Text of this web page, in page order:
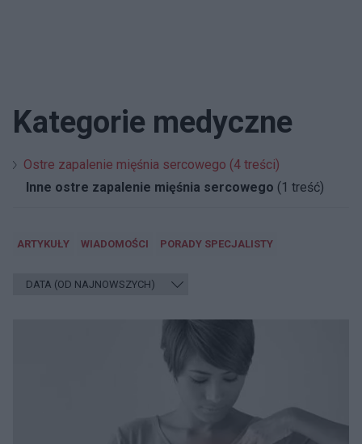
Kategorie medyczne
Ostre zapalenie mięśnia sercowego (4 treści)
Inne ostre zapalenie mięśnia sercowego (1 treść)
ARTYKUŁY WIADOMOŚCI PORADY SPECJALISTY